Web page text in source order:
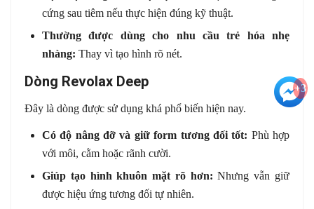
cứng sau tiêm nếu thực hiện đúng kỹ thuật.
Thường được dùng cho nhu cầu trẻ hóa nhẹ
nhàng: Thay vì tạo hình rõ nét.
Dòng Revolax Deep
Đây là dòng được sử dụng khá phổ biến hiện nay.
Có độ nâng đỡ và giữ form tương đối tốt: Phù hợp
với môi, cằm hoặc rãnh cười.
Giúp tạo hình khuôn mặt rõ hơn: Nhưng vẫn giữ
được hiệu ứng tương đối tự nhiên.
+3